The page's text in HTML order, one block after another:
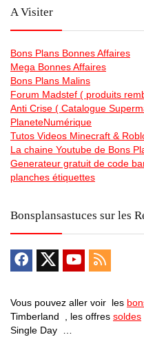
A Visiter
Bons Plans Bonnes Affaires
Mega Bonnes Affaires
Bons Plans Malins
Forum Madstef ( produits
Anti Crise ( Catalogue
PlaneteNumérique
Tutos Videos Minecraft &
La chaine Youtube de Bons
Generateur gratuit de code
planches étiquettes
Bonsplansastuces sur les
Vous pouvez aller voir les
Timberland , les offres soldes
Single Day …